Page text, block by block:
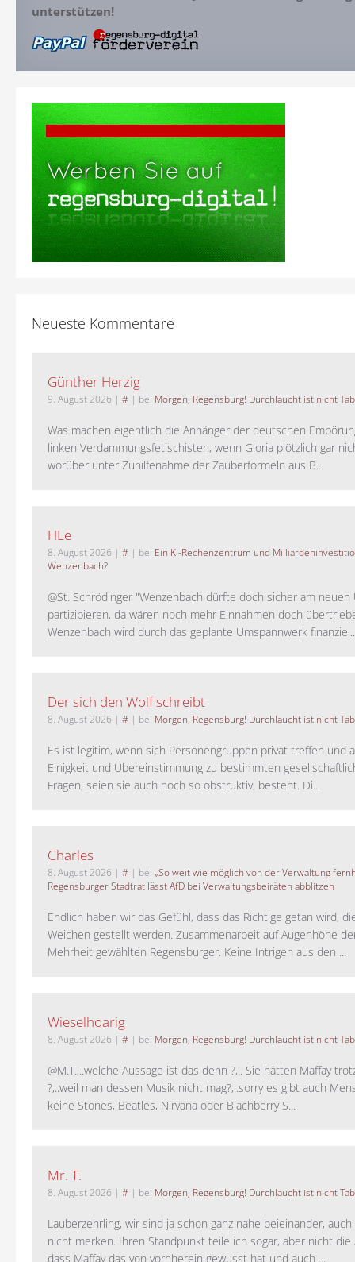
unterstützen!
Neueste Kommentare
Günther Herzig
9. August 2026 | # | bei Morgen, Regensburg! Durchlaucht ist nicht
Was machen eigentlich die Anhänger der deutschen
linken Verdammungsfetischisten, wenn Gloria plötzlich gar
worüber unter Zuhilfenahme der Zauberformeln aus B...
HLe
8. August 2026 | # | bei Ein KI-Rechenzentrum und
Wenzenbach?
@St. Schrödinger "Wenzenbach dürfte doch sicher am neuen
partizipieren, da wären noch mehr Einnahmen doch
Wenzenbach wird durch das geplante Umspannwerk finanzie...
Der sich den Wolf schreibt
8. August 2026 | # | bei Morgen, Regensburg! Durchlaucht ist nicht
Es ist legitim, wenn sich Personengruppen privat treffen und
Einigkeit und Übereinstimmung zu bestimmten
Fragen, seien sie auch noch so obstruktiv, besteht. Di...
Charles
8. August 2026 | # | bei „So weit wie möglich von der Verwaltung
Regensburger Stadtrat lässt AfD bei Verwaltungsbeiräten abblitzen
Endlich haben wir das Gefühl, dass das Richtige getan wird,
Weichen gestellt werden. Zusammenarbeit auf Augenhöhe
Mehrheit gewählten Regensburger. Keine Intrigen aus den ...
Wieselhoarig
8. August 2026 | # | bei Morgen, Regensburg! Durchlaucht ist nicht
@M.T.,..welche Aussage ist das denn ?,.. Sie hätten Maffay
?,..weil man dessen Musik nicht mag?,..sorry es gibt auch
keine Stones, Beatles, Nirvana oder Blachberry S...
Mr. T.
8. August 2026 | # | bei Morgen, Regensburg! Durchlaucht ist nicht
Lauberzehrling, wir sind ja schon ganz nahe beieinander,
nicht merken. Ihren Standpunkt teile ich sogar, aber nicht die
dass Maffay das von vornherein gewusst hat und auch ...